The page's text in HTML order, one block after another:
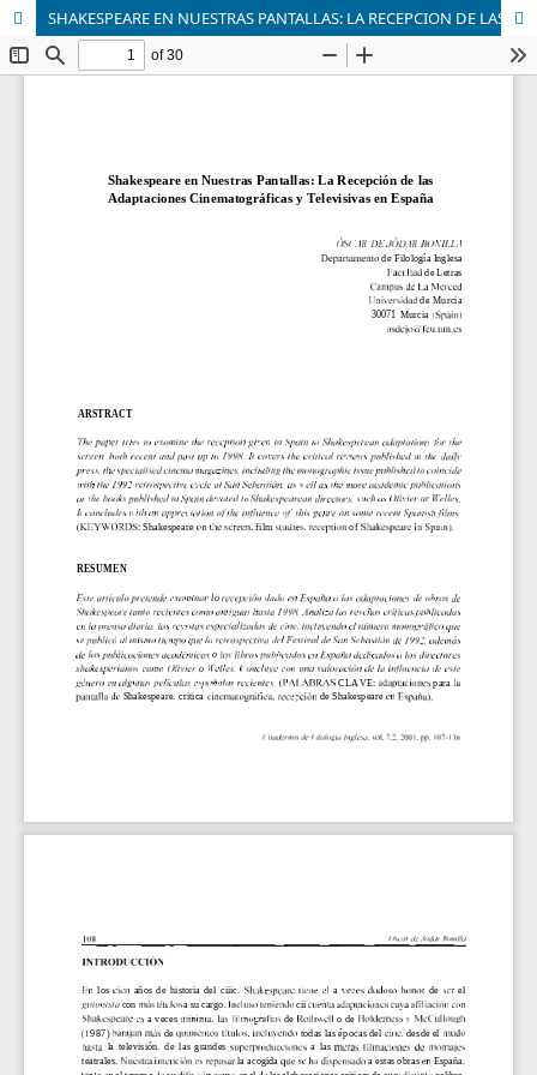
SHAKESPEARE EN NUESTRAS PANTALLAS: LA RECEPCION DE LAS ADAPTACIONES CINEMATOGRÁFICAS Y TELEVISIVAS EN ESPAÑA